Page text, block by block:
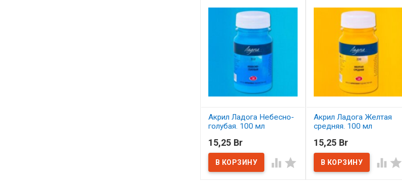
Акрил Ладога Небесно-
голубая. 100 мл
В наличии
15,25 Br
 
Акрил Ладога Желтая
средняя. 100 мл
В наличии
15,25 Br
 